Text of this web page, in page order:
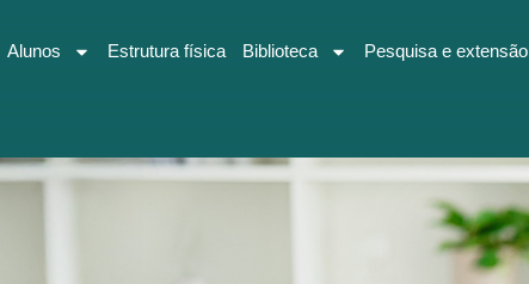
Alunos Estrutura física Biblioteca Pesquisa e extensão